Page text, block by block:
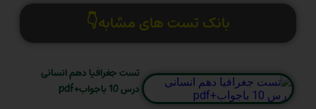
بانک تست های مشابه👇
تست جغرافیا دهم انسانی
درس 10 باجواب+pdf